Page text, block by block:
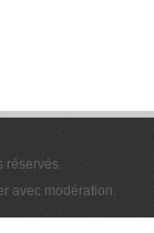
réservés.
avec modération.